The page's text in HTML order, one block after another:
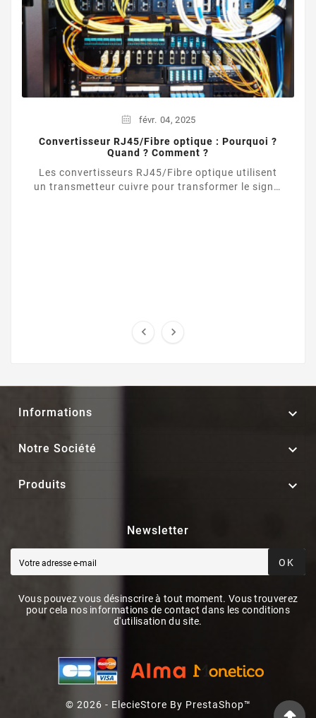
févr. 04, 2025
Convertisseur RJ45/Fibre optique : Pourquoi ?
Quand ? Comment ?
Les convertisseurs RJ45/Fibre optique utilisent
un transmetteur cuivre pour transformer le signal
 
Informations 
Notre Société 
Produits 
Newsletter
OK
Vous pouvez vous désinscrire à tout moment. Vous trouverez
pour cela nos informations de contact dans les conditions
d'utilisation du site.
© 2026 - ElecieStore By PrestaShop™